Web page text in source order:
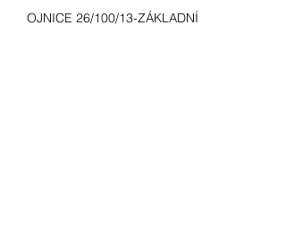
OJNICE 26/100/13-ZÁKLADNÍ